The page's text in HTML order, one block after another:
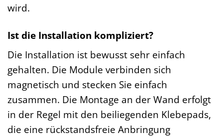
wird.
Ist die Installation kompliziert?
Die Installation ist bewusst sehr einfach
gehalten. Die Module verbinden sich
magnetisch und stecken Sie einfach
zusammen. Die Montage an der Wand erfolgt
in der Regel mit den beiliegenden Klebepads,
die eine rückstandsfreie Anbringung